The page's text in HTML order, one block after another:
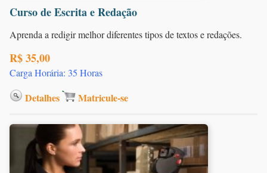
Curso de Escrita e Redação
Aprenda a redigir melhor diferentes tipos de textos e redações.
R$ 35,00
Carga Horária: 35 Horas
Detalhes Matricule-se